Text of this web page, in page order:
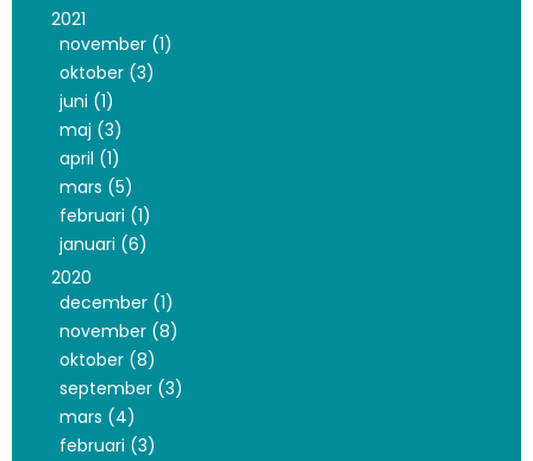
2021
november (1)
oktober (3)
juni (1)
maj (3)
april (1)
mars (5)
februari (1)
januari (6)
2020
december (1)
november (8)
oktober (8)
september (3)
mars (4)
februari (3)